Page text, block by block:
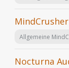
Allgemeine
Nocturna